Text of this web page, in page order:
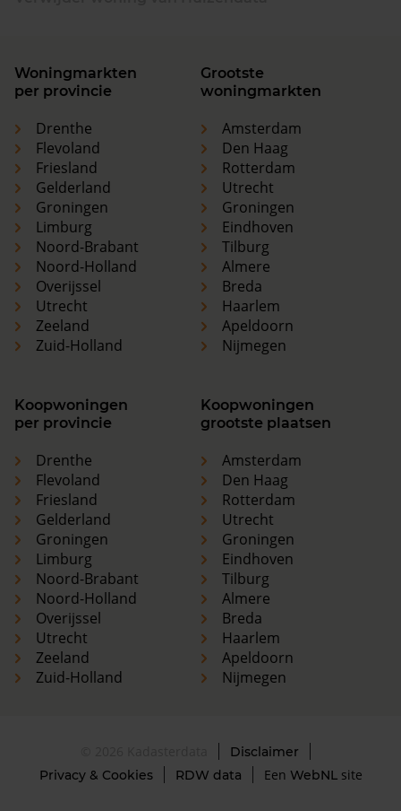
Woningmarkten
per provincie
Drenthe
Flevoland
Friesland
Gelderland
Groningen
Limburg
Noord-Brabant
Noord-Holland
Overijssel
Utrecht
Zeeland
Zuid-Holland
Grootste
woningmarkten
Amsterdam
Den Haag
Rotterdam
Utrecht
Groningen
Eindhoven
Tilburg
Almere
Breda
Haarlem
Apeldoorn
Nijmegen
Koopwoningen
per provincie
Drenthe
Flevoland
Friesland
Gelderland
Groningen
Limburg
Noord-Brabant
Noord-Holland
Overijssel
Utrecht
Zeeland
Zuid-Holland
Koopwoningen
grootste plaatsen
Amsterdam
Den Haag
Rotterdam
Utrecht
Groningen
Eindhoven
Tilburg
Almere
Breda
Haarlem
Apeldoorn
Nijmegen
Disclaimer
Privacy & Cookies
RDW data Een WebNLsite